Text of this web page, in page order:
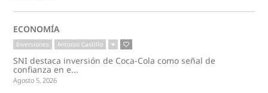
ECONOMÍA
Inversiones Antonio Castillo
SNI destaca inversión de Coca-Cola como señal de
confianza en e...
Agosto 5, 2026